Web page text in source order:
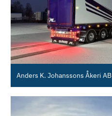
Anders K. Johanssons Åkeri AB